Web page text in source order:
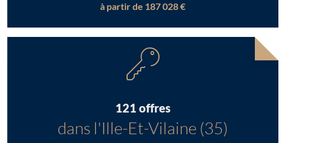
à partir de 187 028 €
121 offres
dans l'Ille-Et-Vilaine (35)